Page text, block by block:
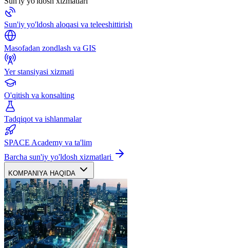
Sun'iy yo'ldosh aloqasi va teleeshittirish
Masofadan zondlash va GIS
Yer stansiyasi xizmati
O'qitish va konsalting
Tadqiqot va ishlanmalar
SPACE Academy va ta'lim
Barcha sun'iy yo'ldosh xizmatlari
KOMPANIYA HAQIDA